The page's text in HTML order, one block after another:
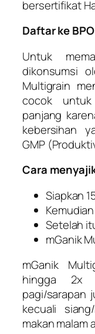
bersertifikat
Daftar ke
Untuk
dikonsumsi
Multigrain
cocok
panjang
kebersihan
GMP
Cara
Siapkan
Setelah
mGanik
mGanik
hingga 2x
pagi/sarapan
kecuali
makan malam